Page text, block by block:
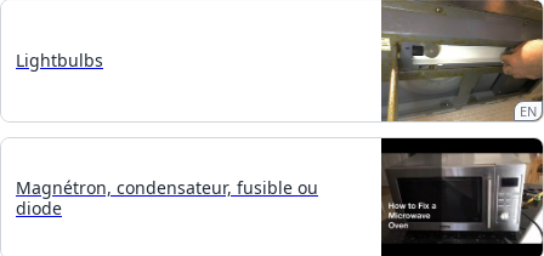
Lightbulbs
EN
Magnétron, condensateur, fusible ou
diode